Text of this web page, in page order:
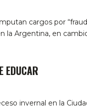
cargos por
la Argentina, en
EDUCAR
invernal en la